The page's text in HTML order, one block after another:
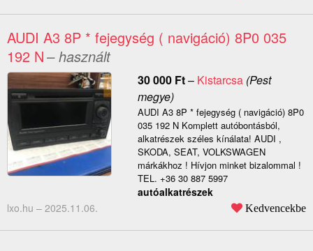
AUDI A3 8P * fejegység ( navigáció) 8P0 035
192 N– használt
30 000 Ft– Kistarcsa(Pest
megye)
AUDI A3 8P * fejegység ( navigáció) 8P0
035 192 N Komplett autóbontásból,
alkatrészek széles kínálata! AUDI ,
SKODA, SEAT, VOLKSWAGEN
márkákhoz ! Hívjon minket bizalommal !
TEL. +36 30 887 5997
autóalkatrészek
lxo.hu – 2025.11.06. Kedvencekbe